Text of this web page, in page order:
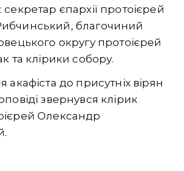
єпархії протоієрей
благочиний
округу протоієрей
та клірики собору.
акафіста до присутніх вірян
звернувся клірик
Олександр